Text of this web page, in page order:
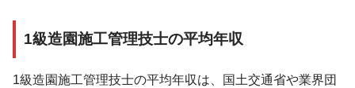
1級造園施工管理技士の平均年収
1級造園施工管理技士の平均年収は、国土交通省や業界団